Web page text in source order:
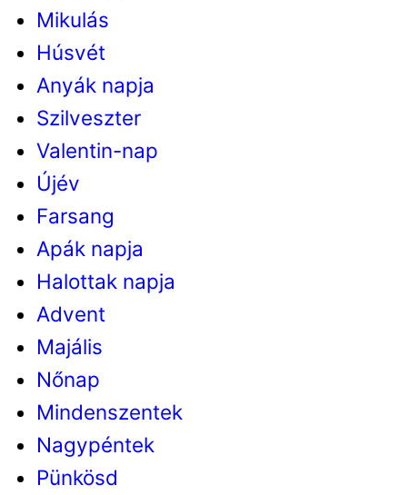
Mikulás
Húsvét
Anyák napja
Szilveszter
Valentin-nap
Újév
Farsang
Apák napja
Halottak napja
Advent
Majális
Nőnap
Mindenszentek
Nagypéntek
Pünkösd